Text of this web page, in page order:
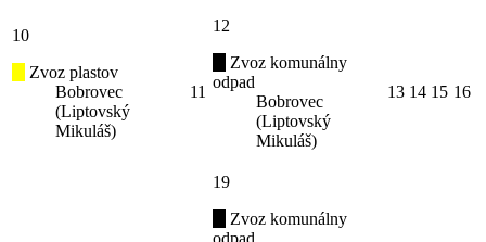
10
Zvoz plastov
Bobrovec
(Liptovský
Mikuláš)
11
12
Zvoz komunálny
odpad
Bobrovec
(Liptovský
Mikuláš)
13 14 15 16
19
Zvoz komunálny
odpad